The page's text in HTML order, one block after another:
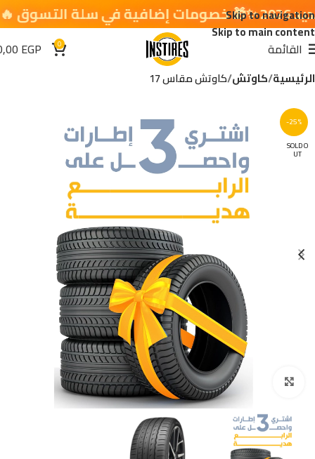
Skip to navigation
Skip to main content
القائمة 0
EGP
الرئيسية كاوتش كاوتش مقاس 17
-25%
SOLD O
UT
اضغط للتكبير